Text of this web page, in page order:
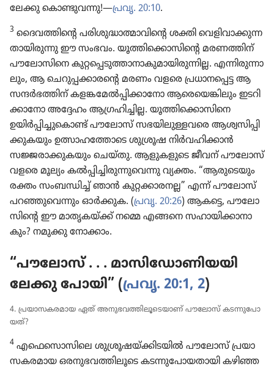
ലേക്കു കൊണ്ടു​വന്നു!—പ്രവൃ. 20:10.
3 ദൈവ​ത്തി​ന്റെ പരിശു​ദ്ധാ​ത്മാ​വി​ന്റെ ശക്തി വെളി​വാ​ക്കു​ന്ന​
താ​യി​രു​ന്നു ഈ സംഭവം. യൂത്തി​ക്കൊ​സി​ന്റെ മരണത്തിന്‌
പൗലോ​സി​നെ കുറ്റ​പ്പെ​ടു​ത്താ​നാ​കു​മാ​യി​രു​ന്നില്ല. എന്നിരു​ന്നാ​
ലും, ആ ചെറു​പ്പ​ക്കാ​രന്റെ മരണം വളരെ പ്രധാ​ന​പ്പെട്ട ആ
സന്ദർഭ​ത്തിന്‌ കളങ്ക​മേൽപ്പി​ക്കാ​നോ ആരെ​യെ​ങ്കി​ലും ഇടറി​
ക്കാ​നോ അദ്ദേഹം ആഗ്രഹി​ച്ചില്ല. യൂത്തി​ക്കൊ​സി​നെ
ഉയിർപ്പി​ച്ചു​കൊണ്ട്‌ പൗലോസ്‌ സഭയി​ലു​ള്ള​വരെ ആശ്വസി​പ്പി​
ക്കു​ക​യും ഉത്സാഹ​ത്തോ​ടെ ശുശ്രൂഷ നിർവ​ഹി​ക്കാൻ
സജ്ജരാ​ക്കു​ക​യും ചെയ്‌തു. ആളുക​ളു​ടെ ജീവന്‌ പൗലോസ്‌
വളരെ മൂല്യം കൽപ്പി​ച്ചി​രു​ന്നു​വെന്നു വ്യക്തം. “ആരു​ടെ​യും
രക്തം സംബന്ധിച്ച്‌ ഞാൻ കുറ്റക്കാ​രനല്ല” എന്ന്‌ പൗലോസ്‌
പറഞ്ഞു​വെ​ന്നും ഓർക്കുക. (പ്രവൃ. 20:26) ആകട്ടെ, പൗലോ​
സി​ന്റെ ഈ മാതൃ​ക​യ്‌ക്ക്‌ നമ്മെ എങ്ങനെ സഹായി​ക്കാ​നാ​
കും? നമുക്കു നോക്കാം.
“പൗലോസ്‌ . . . മാസി​ഡോ​ണി​യ​യി​
ലേക്കു പോയി” (പ്രവൃ. 20:1, 2)
4. പ്രയാ​സ​ക​ര​മായ ഏത്‌ അനുഭ​വ​ത്തി​ലൂ​ടെ​യാണ്‌ പൗലോസ്‌ കടന്നു​പോ​
യത്‌?
4 എഫെ​സൊ​സി​ലെ ശുശ്രൂ​ഷ​യ്‌ക്കി​ട​യിൽ പൗലോസ്‌ പ്രയാ​
സ​ക​ര​മായ ഒരനു​ഭ​വ​ത്തി​ലൂ​ടെ കടന്നു​പോ​യ​താ​യി കഴിഞ്ഞ